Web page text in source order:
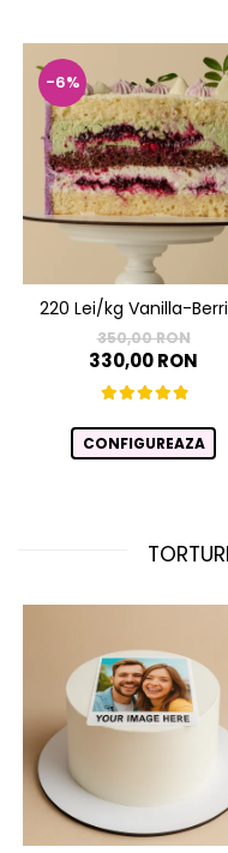
-6%
220 Lei/kg Vanilla-
Paradise
350,00 RON
330,00 RON
CONFIGUREAZA